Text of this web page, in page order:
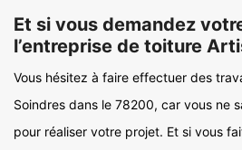
Et si vous demandez
l’entreprise de toiture
Vous hésitez à faire effectuer des
Soindres dans le 78200, car vous ne
pour réaliser votre projet. Et si vous